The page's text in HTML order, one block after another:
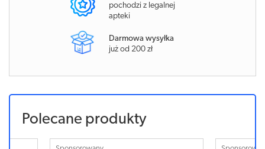
pochodzi z legalnej
apteki
Darmowa wysyłka
już od 200 zł
Polecane produkty